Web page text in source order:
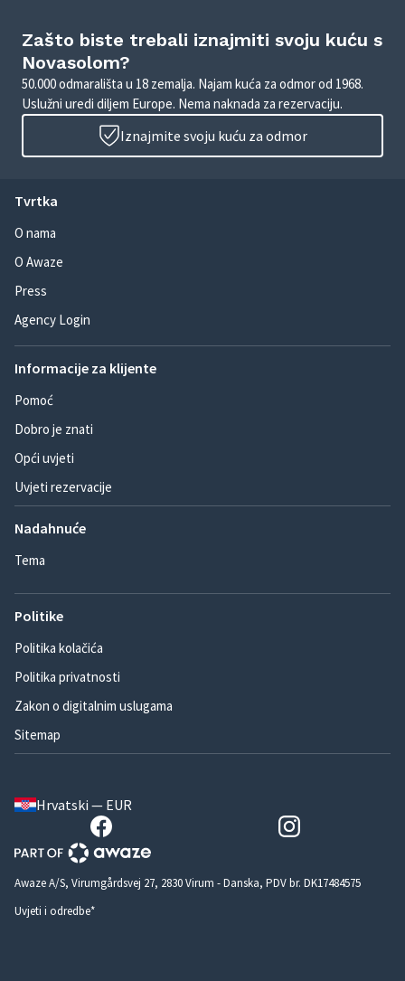
Zašto biste trebali iznajmiti svoju kuću s
Novasolom?
50.000 odmarališta u 18 zemalja. Najam kuća za odmor od 1968.
Uslužni uredi diljem Europe. Nema naknada za rezervaciju.
Iznajmite svoju kuću za odmor
Tvrtka
O nama
O Awaze
Press
Agency Login
Informacije za klijente
Pomoć
Dobro je znati
Opći uvjeti
Uvjeti rezervacije
Nadahnuće
Tema
Politike
Politika kolačića
Politika privatnosti
Zakon o digitalnim uslugama
Sitemap
Hrvatski — EUR
Awaze A/S, Virumgårdsvej 27, 2830 Virum - Danska, PDV br. DK17484575
Uvjeti i odredbe*